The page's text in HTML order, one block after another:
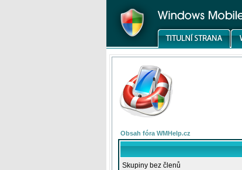
Obsah fóra WMHelp.cz
Skupiny bez členů